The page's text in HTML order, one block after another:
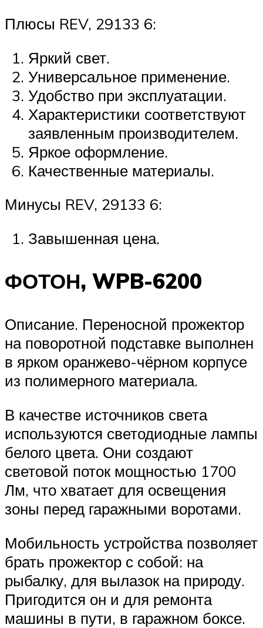
Плюсы REV, 29133 6:
Яркий свет.
Универсальное применение.
Удобство при эксплуатации.
Характеристики соответствуют
заявленным производителем.
Яркое оформление.
Качественные материалы.
Минусы REV, 29133 6:
Завышенная цена.
ФОТОН, WPB-6200
Описание. Переносной прожектор
на поворотной подставке выполнен
в ярком оранжево-чёрном корпусе
из полимерного материала.
В качестве источников света
используются светодиодные лампы
белого цвета. Они создают
световой поток мощностью 1700
Лм, что хватает для освещения
зоны перед гаражными воротами.
Мобильность устройства позволяет
брать прожектор с собой: на
рыбалку, для вылазок на природу.
Пригодится он и для ремонта
машины в пути, в гаражном боксе.